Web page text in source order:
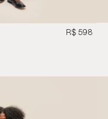
R$ 598